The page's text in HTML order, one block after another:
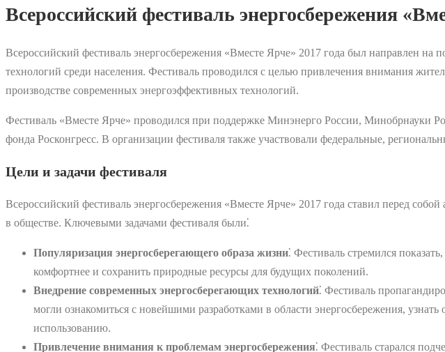
Всероссийский фестиваль энергосбережения
Всероссийский фестиваль энергосбережения «Вместе Ярче» 2017 года был направлен
технологий среди населения. Фестиваль проводился с целью привлечения внимания
производстве современных энергоэффективных технологий.
Фестиваль «Вместе Ярче» проводился при поддержке Минэнерго России,
фонда Росконгресс. В организации фестиваля также участвовали федеральные,
Цели и задачи фестиваля
Всероссийский фестиваль энергосбережения «Вместе Ярче» 2017 года ставил перед
в обществе. Ключевыми задачами фестиваля были⁚
Популяризация энергосберегающего образа жизни⁚ Фестиваль стремился
комфортнее и сохранить природные ресурсы для будущих поколений.
Внедрение современных энергосберегающих технологий⁚ Фестиваль
могли ознакомиться с новейшими разработками в области энергосбережения,
использованию.
Привлечение внимания к проблемам энергосбережения⁚ Фестиваль старался